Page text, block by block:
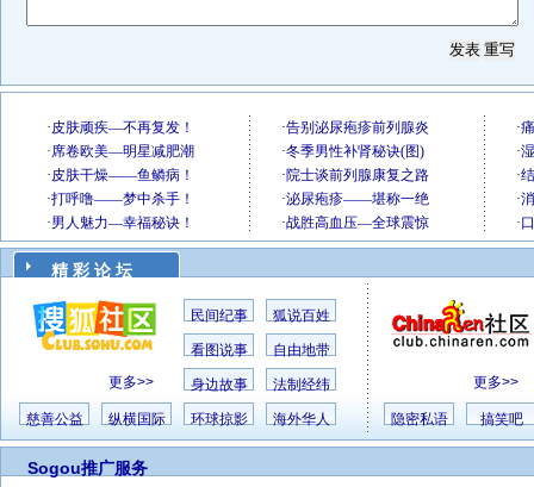
精 彩 论 坛
更多>>
民间纪事 狐说百姓
看图说事 自由地带
身边故事 法制经纬
慈善公益 纵横国际 环球掠影 海外华人
更多>>
隐密私语 搞笑吧
Sogou推广服务